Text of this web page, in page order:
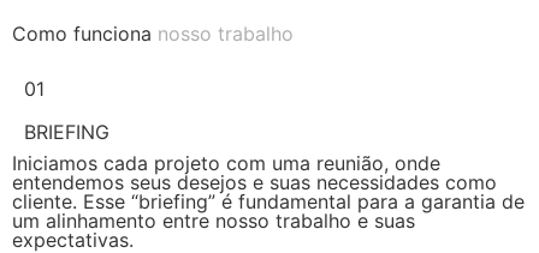
Como funciona nosso trabalho
01
BRIEFING
Iniciamos cada projeto com uma reunião, onde
entendemos seus desejos e suas necessidades como
cliente. Esse “briefing” é fundamental para a garantia de
um alinhamento entre nosso trabalho e suas
expectativas.